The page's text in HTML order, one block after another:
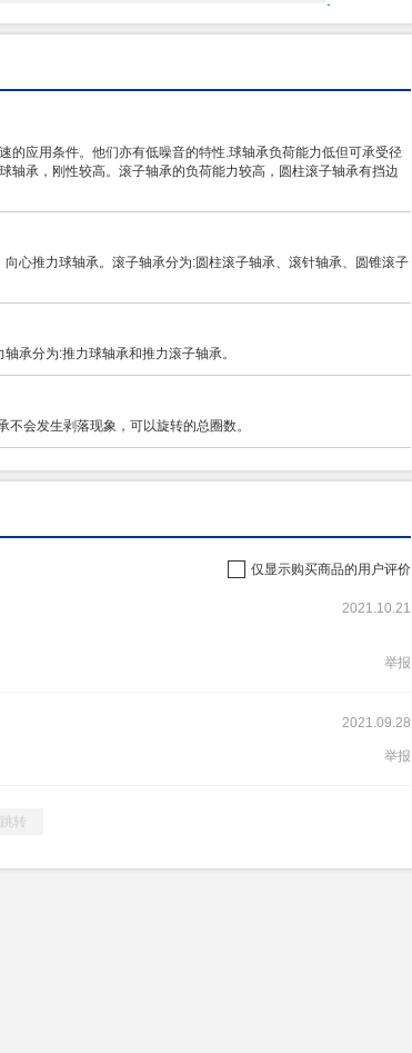
的应用条件。他们亦有低噪音的特性.球轴承负荷能力低但可承受径
轴承，刚性较高。滚子轴承的负荷能力较高，圆柱滚子轴承有挡边
心推力球轴承。滚子轴承分为:圆柱滚子轴承、滚针轴承、圆锥滚子
承分为:推力球轴承和推力滚子轴承。
会发生剥落现象，可以旋转的总圈数。
仅显示购买商品的用户评价
2021.10.21
举报
2021.09.28
举报
跳转